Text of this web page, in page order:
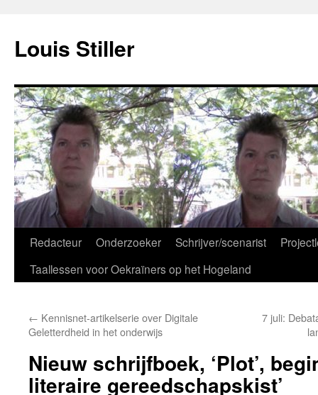
inhoud
Louis Stiller
Redacteur Onderzoeker Schrijver/scenarist
Taallessen voor Oekraïners op het Hogeland
← Kennisnet-artikelserie over Digitale
Geletterdheid in het onderwijs
7 juli:
Nieuw schrijfboek, ‘Plot’,
literaire gereedschapskist’